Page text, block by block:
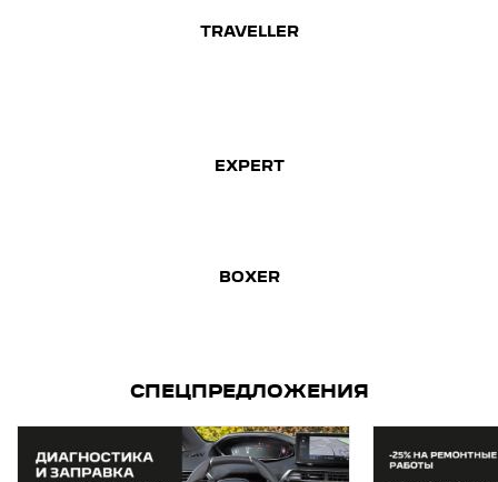
TRAVELLER
EXPERT
BOXER
СПЕЦПРЕДЛОЖЕНИЯ